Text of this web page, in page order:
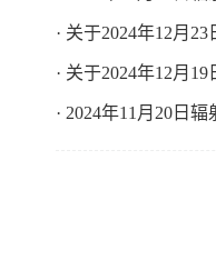
· 关于2024年12月
· 关于2024年12月
· 2024年11月20日